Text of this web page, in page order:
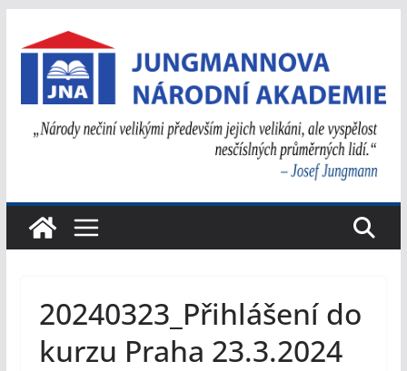
na
obsah
20240323_Přihlášení do
kurzu Praha 23.3.2024